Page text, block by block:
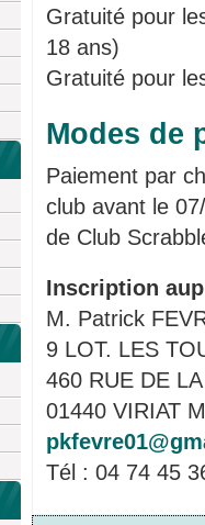
Gratuité pour
18 ans)
Gratuité pour
Modes de
Paiement par
club avant le
de Club
Inscription
M. Patrick
9 LOT. LES
460 RUE DE
01440 VIRIAT
Tél : 04 74 45